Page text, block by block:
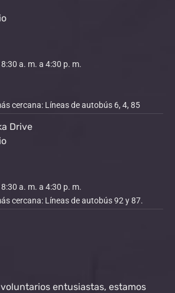
a. m. a 4:30 p. m.
cercana: Líneas de autobús 6, 4, 85
Drive
a. m. a 4:30 p. m.
cercana: Líneas de autobús 92 y 87.
entusiastas, estamos